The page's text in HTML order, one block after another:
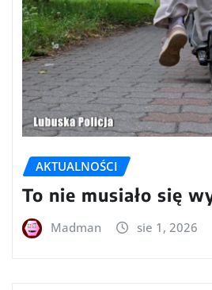
AKTUALNOŚCI
To nie musiało się
Madman sie 1, 2026